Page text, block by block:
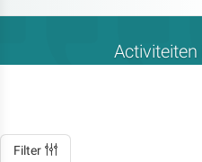
Activiteiten
Filter